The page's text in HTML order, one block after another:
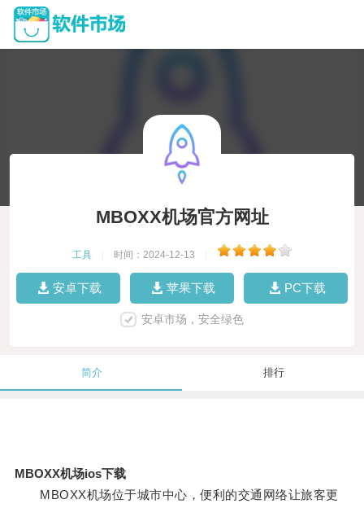
MBOXX机场官方网址
工具 时间：2024-12-13
安卓下载 苹果下载 PC下载
安卓市场，安全绿色
简介 排行
MBOXX机场ios下载
MBOXX机场位于城市中心，便利的交通网络让旅客更